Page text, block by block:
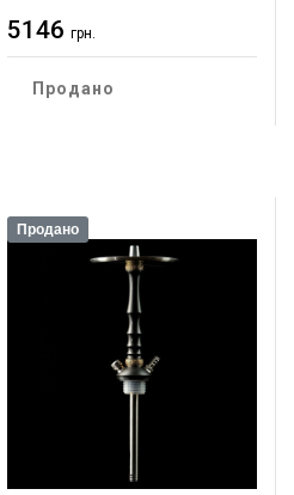
5146 грн.
Продано
Продано